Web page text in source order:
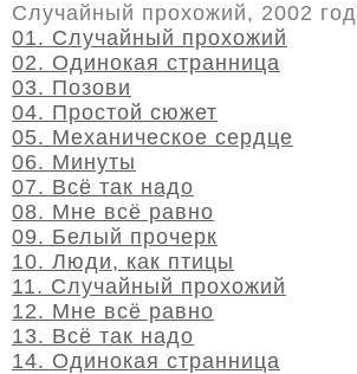
Случайный прохожий, 2002 год
01. Случайный прохожий
02. Одинокая странница
03. Позови
04. Простой сюжет
05. Механическое сердце
06. Минуты
07. Всё так надо
08. Мне всё равно
09. Белый прочерк
10. Люди, как птицы
11. Случайный прохожий
12. Мне всё равно
13. Всё так надо
14. Одинокая странница